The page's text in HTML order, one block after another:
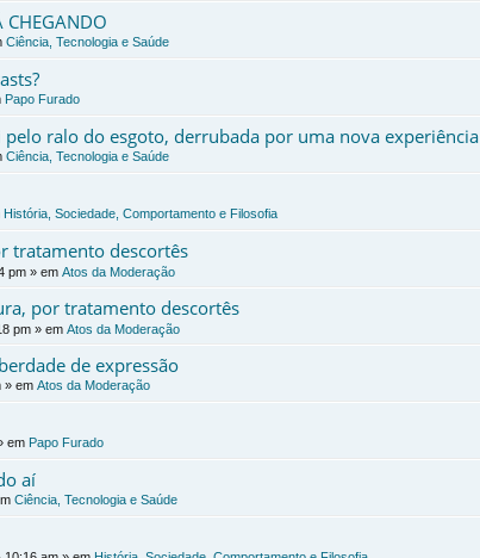
CHEGANDO
Ciência, Tecnologia e Saúde
Papo Furado
ralo do esgoto, derrubada por uma nova experiência
Ciência, Tecnologia e Saúde
História, Sociedade, Comportamento e Filosofia
tratamento descortês
pm » em Atos da Moderação
por tratamento descortês
pm » em Atos da Moderação
de expressão
» em Atos da Moderação
em Papo Furado
aí
Ciência, Tecnologia e Saúde